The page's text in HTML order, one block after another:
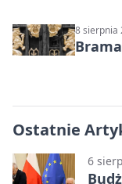
8 sierpnia
Ostatnie
6